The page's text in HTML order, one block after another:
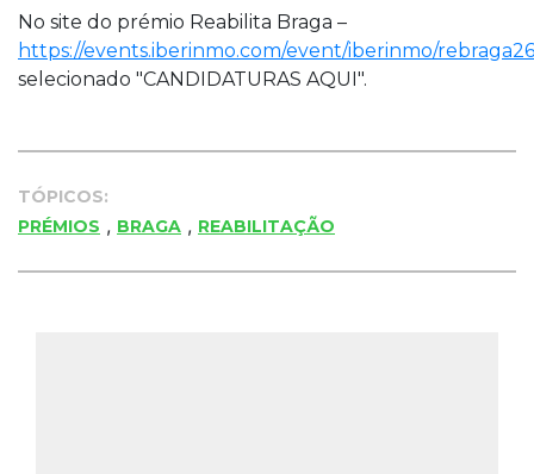
No site do prémio Reabilita Braga –
https://events.iberinmo.com/event/iberinmo/
selecionado "CANDIDATURAS AQUI".
TÓPICOS:
PRÉMIOS , BRAGA , REABILITAÇÃO